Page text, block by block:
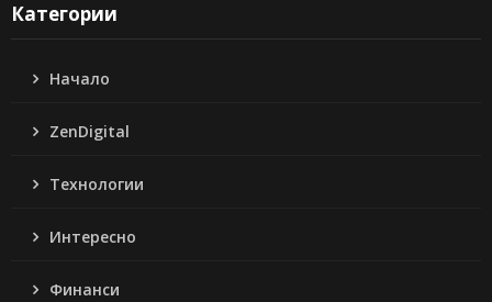
Категории
Начало
ZenDigital
Технологии
Интересно
Финанси